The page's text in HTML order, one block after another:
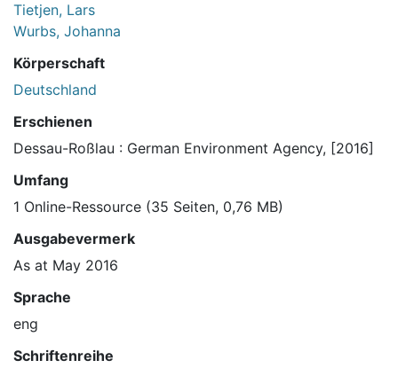
Tietjen, Lars
Wurbs, Johanna
Körperschaft
Deutschland
Erschienen
Dessau-Roßlau : German Environment Agency, [2016]
Umfang
1 Online-Ressource (35 Seiten, 0,76 MB)
Ausgabevermerk
As at May 2016
Sprache
eng
Schriftenreihe